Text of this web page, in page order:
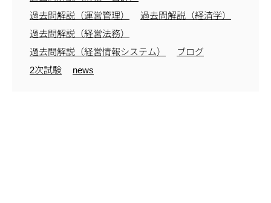
過去問解説（運営管理）
過去問解説（経済学）
過去問解説（経営法務）
過去問解説（経営情報システム）
ブログ
2次試験
news